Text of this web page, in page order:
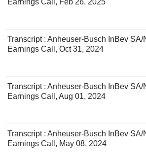
Earnings Call, Feb 26, 2025
Transcript : Anheuser-Busch InBev SA/
Earnings Call, Oct 31, 2024
Transcript : Anheuser-Busch InBev SA/
Earnings Call, Aug 01, 2024
Transcript : Anheuser-Busch InBev SA/
Earnings Call, May 08, 2024